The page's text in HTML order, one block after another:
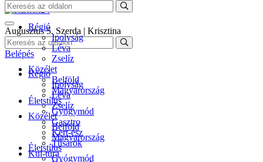
Augusztus 5. Szerda | Krisztina
Belépés
Régió
Ipolyság
Léva
Zselíz
Közélet
Belföld
Magyarország
Életstílus
Gyógymód
Régió
Ipolyság
Léva
Zselíz
Közélet
Belföld
Magyarország
Életstílus
Gyógymód
Gasztro
Kert-ész
Tűsarok
Kul-túra